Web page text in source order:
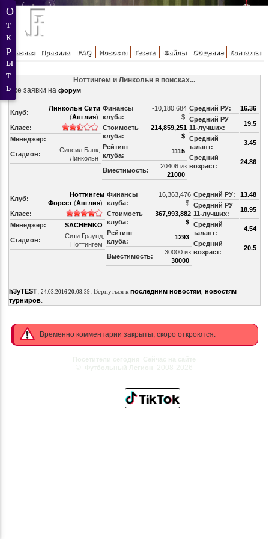
Главная Правила FAQ Новости Газета Файлы Общение Контакты
Ноттингем и Линкольн в поисках...
Все заявки на форум
Клуб:
Линкольн Сити
(Англия)
Класс:
Менеджер:
Стадион:
Синсил Банк,
Линкольн
Финансы
клуба:
-10,180,684
$
Стоимость
клуба:
214,859,251
$
Рейтинг
клуба:
1115
Вместимость:
20406 из
21000
Средний РУ:
16.36
Средний РУ
11-лучших:
19.5
Средний
талант:
3.45
Средний
возраст:
24.86
Клуб:
Ноттингем
Форест(Англия)
Класс:
Менеджер:
SACHENKO
Стадион:
Сити Граунд,
Ноттингем
Финансы
клуба:
16,363,476
$
Стоимость
клуба:
367,993,882
$
Рейтинг
клуба:
1293
Вместимость:
30000 из
30000
Средний РУ:
13.48
Средний РУ
11-лучших:
18.95
Средний
талант:
4.54
Средний
возраст:
20.5
h3yTEST, 24.03.2016 20:08:39. Вернуться к последним новостям, новостям
турниров.
Временно комментарии закрыты, скоро откроются.